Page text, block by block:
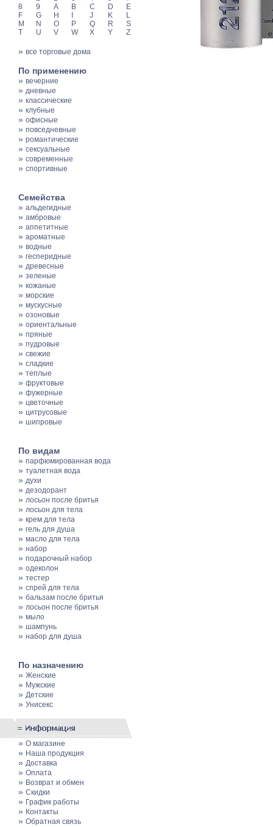
8
9 A B C D
E
F
G H J K
L
M
N O P Q R
S
T
U V W X Y Z
» все торговые дома
По применению
» вечерние
» дневные
» классические
» клубные
» офисные
» повседневные
» романтические
» сексуальные
» современные
» спортивные
Семейства
» альдегидные
» амбровые
» аппетитные
» ароматные
» водные
» гесперидные
» древесные
» зеленые
» кожаные
» морские
» мускусные
» озоновые
» ориентальные
» пряные
» пудровые
» свежие
» сладкие
» теплые
» фруктовые
» фужерные
» цветочные
» цитрусовые
» шипровые
По видам
» парфюмированная вода
» туалетная вода
» духи
» дезодорант
» лосьон после бритья
» лосьон для тела
» крем для тела
» гель для душа
» масло для тела
» набор
» подарочный набор
» одеколон
» тестер
» спрей для тела
» бальзам после бритья
» лосьон после бритья
» мыло
» шампунь
» набор для душа
По назначению
» Женские
» Мужские
» Детские
» Унисекс
» О магазине
» Наша продукция
» Доставка
» Оплата
» Возврат и обмен
» Скидки
» График работы
» Контакты
» Обратная связь